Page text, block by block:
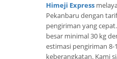
Himeji Express
Pekanbaru dengan
pengiriman yang
besar minimal 30 kg
estimasi pengiriman 8-
keberangkatan. Kami